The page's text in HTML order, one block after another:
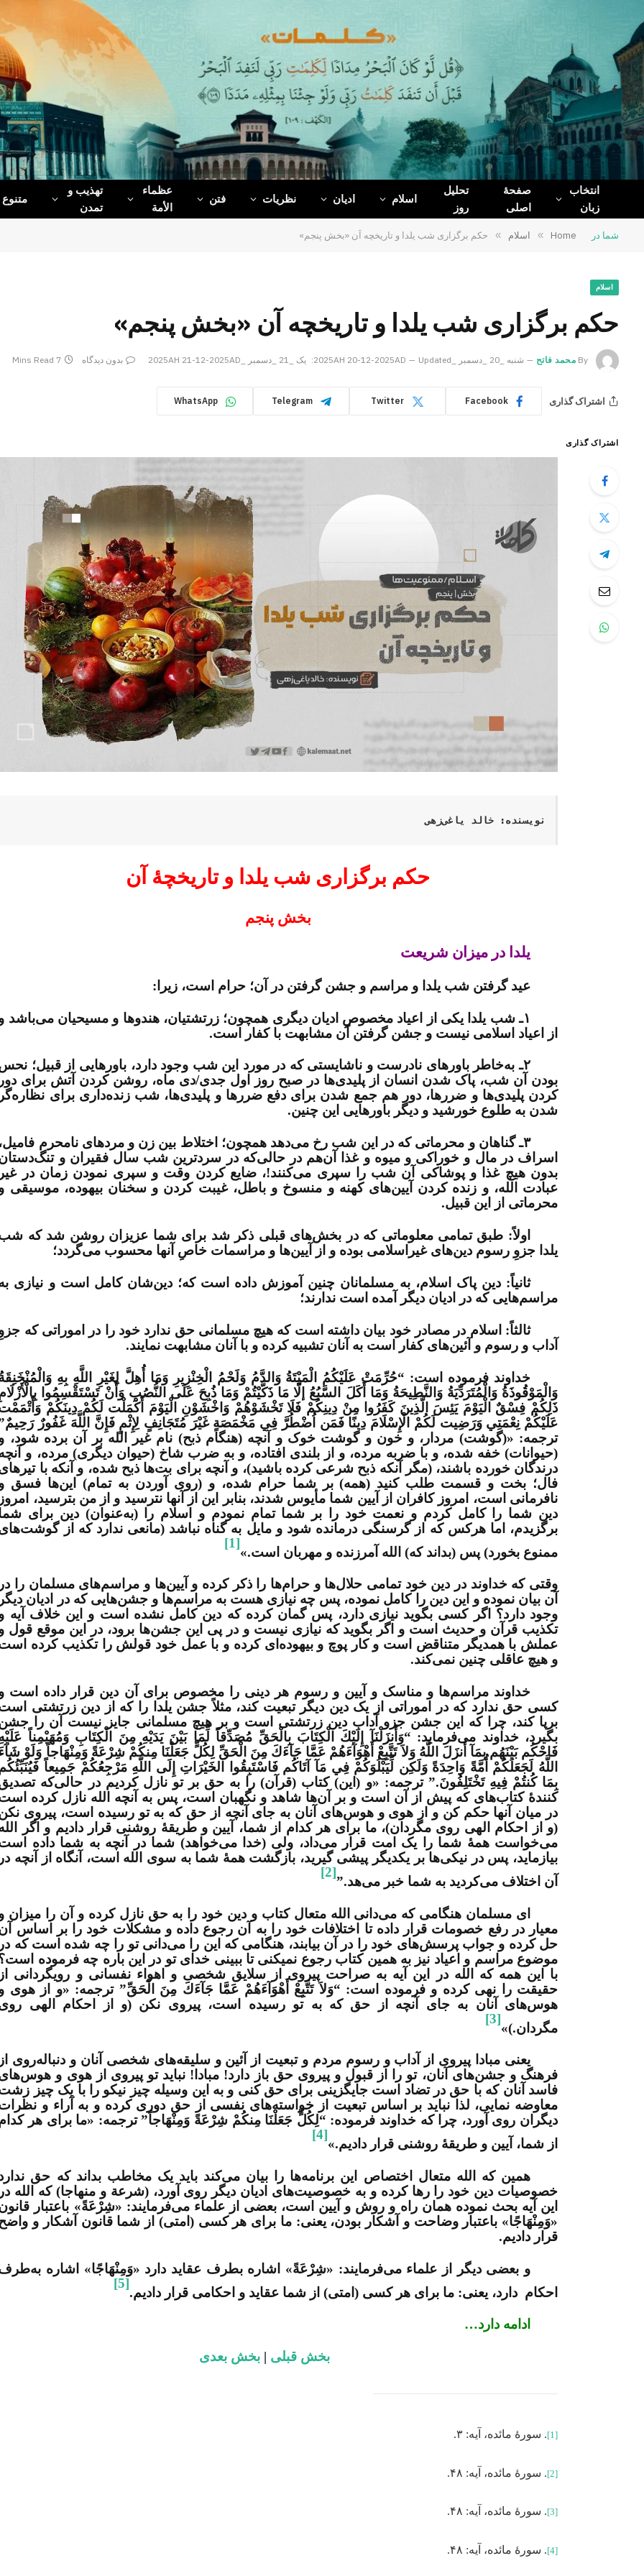
Facebook
X
(Twitter)
Telegram
WhatsApp
انتخاب
زبان
صفحۀ
اصلی
تحلیل
روز
اسلام ادیان نظریات فتن
عظماء‌
الأمة
تهذیب و
تمدن
متنوع
شما در Home
» اسلام » حکم برگزاری شب یلدا و تاریخچه آن «بخش پنجم»
اسلام
حکم برگزاری شب یلدا و تاریخچه آن «بخش پنجم»
By محمد فاتح شنبه _20 _دسمبر _2025AH 20-12-2025AD Updated: یک _21 _دسمبر _2025AH 21-12-2025AD بدون دیدگاه 7 Mins Read
اشتراک گذاری Facebook
Twitter
Telegram
WhatsApp
اشتراک گذاری
نویسنده: خالد یاغی‌زهی
حکم برگزاری شب یلدا و تاریخچۀ آن
بخش پنجم
یلدا در میزان شریعت
عید گرفتن شب یلدا و مراسم و جشن گرفتن در آن؛ حرام است، زیرا:
۱ـ شب یلدا یکی از اعیاد مخصوصِ ادیان دیگری همچون؛ زرتشتیان، هندوها و مسیحیان می‌باشد
از اعیاد اسلامی نیست و جشن گرفتن آن مشابهت با کفار است.
۲ـ به‌خاطر باورهای نادرست و ناشایستی که در مورد این شب وجود دارد، باورهایی از قبیل؛
بودن آن شب، پاک شدن انسان از پلیدی­‌ها در صبح روز اول جدی/دی ماه، روشن کردن آتش برای دور
کردن پلیدی‌­ها و ضررها، دور هم جمع شدن برای دفع ضررها و پلیدی‌­ها، شب زنده­‌داری برای نظاره­‌‎گر
شدن به طلوع خورشید و دیگر باورهایی این چنین.
۳ـ گناهان و محرماتی که در این شب رخ می‌­دهد همچون؛ اختلاط بین زن و مردهای نامحرم فامیل،
اسراف در مال و خوراکی و میوه و غذا آن‌هم در حالی‌که در سردترین شب سال فقیران و
بدون هیچ غذا و پوشاکی آن شب را سپری می‌­کنند!، ضایع کردن وقت و سپری نمودن زمان در غیر
عبادت الله، و زنده کردن آیین‌­های کهنه و منسوخ و باطل، غیبت کردن و سخنان بیهوده، موسیقی
محرماتی از این قبیل.
اولاً: طبق تمامی معلوماتی که در بخش‌‌های قبلی ذکر شد برای شما عزیزان روشن شد که
یلدا جزوِ رسوم دین‌­های غیراسلامی بوده و از آیین‌­ها و مراسمات خاصِ آن­ها محسوب می‌­گردد؛
ثانیاً: دین پاک اسلام، به مسلمانان چنین آموزش داده است که؛ دین‌شان کامل است و نیازی
مراسم‌‌هایی که در ادیان دیگر آمده است ندارند؛
ثالثاً: اسلام در مصادر خود بیان داشته است که هیچ مسلمانی حق ندارد خود را در اموراتی که
آداب و رسوم و آئین‌­های کفار است به آنان تشبیه کرده و با آنان مشابهت نمایند.
خداوند فرموده است: “حُرِّمَتْ عَلَيْكُمُ الْمَيْتَةُ وَالدَّمُ وَلَحْمُ الْخِنْزِيرِ وَمَا أُهِلَّ لِغَيْرِ اللَّهِ بِهِ
وَالْمَوْقُوذَةُ وَالْمُتَرَدِّيَةُ وَالنَّطِيحَةُ وَمَا أَكَلَ السَّبُعُ إلَّا مَا ذَكَّيْتُمْ وَمَا ذُبِحَ عَلَى النُّصُبِ وَأَنْ تَسْتَقْسِمُوا
ذَلِكُمْ فِسْقٌ الْيَوْمَ يَئِسَ الَّذِينَ كَفَرُوا مِنْ دِينِكُمْ فَلَا تَخْشَوْهُمْ وَاخْشَوْنِ الْيَوْمَ أَكْمَلْت لَكُمْ دِينَكُمْ
عَلَيْكُمْ نِعْمَتِي وَرَضِيت لَكُمْ الْإِسْلَامَ دِينًا فَمَن اُضْطُرَّ فِي مَخْمَصَةٍ غَيْرَ مُتَجَانِفٍ لِإِثْمٍ فَإِنَّ اللَّهَ غَفُورٌ
ترجمه: «(گوشت) مردار، و خون و گوشت خوک و آنچه (هنگام ذبح) نام غیر الله بر آن برده شود،
(حیوانات) خفه شده، و با ضربه مرده، و از بلندی افتاده، و به ضرب شاخ (حیوان دیگری) مرده، و
درندگان خورده باشند، (مگر آنکه ذبح شرعی کرده باشید)، و آنچه برای بت‌­ها ذبح شده، و آنکه با
فال؛ بخت و قسمت طلب کنید (همه) بر شما حرام شده، و (روی آوردن به تمام) این‌­ها فسق
نافرمانی است، امروز کافران از آیین شما مأیوس شدند، بنابر این از آن­ها نترسید و از من بترسید، امروز
دین شما را کامل کردم و نعمت خود را بر شما تمام نمودم و اسلام را (به‌­عنوان) دین برای
برگزیدم، اما هرکس که از گرسنگی درمانده شود و مایل به گناه نباشد (مانعی ندارد که از
ممنوع بخورد) پس (بداند که) الله آمرزنده و مهربان است.»
[1]
وقتی که خداوند در دین خود تمامی حلال­‌ها و حرام­‌ها را ذکر کرده و آیین­‌ها و مراسم­‌های مسلمان را در
آن بیان نموده و این دین را کامل نموده، پس چه نیازی هست به مراسم­‌ها و جشن­‌هایی که در ادیان دیگر
وجود دارد؟ اگر کسی بگوید نیازی دارد، پس گمان کرده که دین کامل نشده است و این خلاف آیه
تکذیب قرآن و حدیث است و اگر بگوید که نیازی نیست و در پی این جشن­‌ها برود، در این موقع قول
عملش با همدیگر متناقض است و کار پوچ و بیهوده‌­ای کرده و با عمل خود قولش را تکذیب کرده
و هیچ عاقلی چنین نمی­‌کند.
خداوند مراسم­‌ها و مناسک و آیین و رسوم هر دینی را مخصوص برای آن دین قرار داده است
کسی حق ندارد که در اموراتی از یک دین دیگر تبعیت کند، مثلاً جشن یلدا را که از دین زرتشتی
برپا کند، چرا که این جشن جزو آداب دین زرتشتی است و بر هیچ مسلمانی جایز نیست آن را
بگیرد، خداوند می‌فرماید: “وَأَنزَلْنَآ إِلَيْكَ الْكِتَابَ بِالْحَقِّ مُصَدِّقاً لِّمَا بَيْنَ يَدَيْهِ مِنَ الْكِتَابِ وَمُهَيْمِناً
فَاحْكُم بَيْنَهُم بِمَآ أَنزَلَ اللَّهُ وَلاَ تَتَّبِعْ أَهْوَآءَهُمْ عَمَّا جَآءَكَ مِنَ الْحَقِّ لِكُلٍّ جَعَلْنَا مِنكُمْ شِرْعَةً وَمِنْهَاجاً وَلَوْ
اللَّهُ لَجَعَلَكُمْ أُمَّةً وَاحِدَةً وَلَكِن لِّيَبْلُوَكُمْ فِي مَآ آتَاكُم فَاسْتَبِقُوا الخَيْرَاتِ إِلَى اللَّهِ مَرْجِعُكُمْ جَمِيعاً
بِمَا كُنتُمْ فِيهِ تَخْتَلِفُونَ.” ترجمه: «و (این) کتاب (قرآن) را به حق بر تو نازل کردیم در حالی‌که
کنندۀ کتاب‌­های که پیش از آن است و بر آن­‌ها شاهد و نگهبان است، پس به آنچه الله نازل کرده
در میان آن­ها حکم کن و از هوی و هوس­‌های آنان به جای آنچه از حق که به تو رسیده است، پیروی
(و از احکام الهی روی مگردان)، ما برای هر کدام از شما، آیین و طریقۀ روشنی قرار دادیم و اگر
می‌­خواست همۀ شما را یک امت قرار می‌­داد، ولی (خدا می‌خواهد) شما در آنچه به شما داده
بیازماید، پس در نیکی‌­ها بر یکدیگر پیشی گیرید، بازگشت همۀ شما به سوی الله است، آنگاه از آنچه در
آن اختلاف می‌­کردید به شما خبر می‌­هد.”
[2]
ای مسلمان هنگامی که می‌­دانی الله متعال کتاب و دین خود را به حق نازل کرده و آن را میزان
معیار در رفع خصومات قرار داده تا اختلافات خود را به آن رجوع داده و مشکلات خود را بر اساس
حل کرده و جواب پرسش­‌های خود را در آن بیابند، هنگامی که این را می­‌دانی تو را چه شده است که در
موضوع مراسم و اعیاد نیز به همین کتاب رجوع نمی­کنی تا ببینی خدای تو در این باره چه فرموده
با این همه که الله در این آیه به صراحت پیروی از سلایق شخصی و اهواء نفسانی و رویگردانی از
حقیقت را نهی کرده و فرموده است: “وَلاَ تَتَّبِعْ أَهْوَآءَهُمْ عَمَّا جَآءَكَ مِنَ الْحَقِّ” ترجمه: «و از هوی
هوس‌­های آنان به جای آنچه از حق که به تو رسیده است، پیروی نکن (و از احکام الهی
مگردان.)»
[3]
یعنی مبادا پیروی از آداب و رسوم مردم و تبعیت از آئین و سلیقه­‌های شخصی آنان و دنباله­‌روی از
فرهنگ و جشن­‌های آنان، تو را از قبول و پیروی حق باز دارد! مبادا! نباید تو پیروی از هوی و
فاسد آنان که با حق در تضاد است جایگزینی برای حق کنی و به این وسیله چیز نیکو را با یک چیز
معاوضه نمایی، لذا نباید بر اساس تبعیت از خواسته‌­های نفسی از حق دوری کرده و به آراء و
دیگران روی آورد، چرا که خداوند فرموده: “لِكُلٍّ جَعَلْنَا مِنكُمْ شِرْعَةً وَمِنْهَاجاً” ترجمه: «ما برای هر
از شما، آیین و طریقۀ روشنی قرار دادیم.»
[4]
همین که الله متعال اختصاص این برنامه‌­ها را بیان می‌­کند باید یک مخاطب بداند که حق
خصوصیات دین خود را رها کرده و به خصوصیت­‌های ادیان دیگر روی آورد، (شرعة و منهاجا) که الله در
این آیه بحث نموده همان راه و روش و آیین است، بعضی از علماء می‌­فرمایند: «شِرْعَةً» باعتبار
«وَمِنْهَاجًا» باعتبار وضاحت و آشکار بودن، یعنی: ما برای هر کسی (امتی) از شما قانون آشکار و
قرار دادیم.
و بعضی دیگر از علماء می­‌فرمایند: «شِرْعَةً» اشاره بطرف عقاید دارد «وَمِنْهَاجًا» اشاره
احکام دارد، یعنی: ما برای هر کسی (امتی) از شما عقاید و احکامی قرار دادیم.
[5]
ادامه دارد…
بخش قبلی |بخش بعدی
[1]. سورۀ مائده، آیه: ۳.
[2]. سورۀ مائده، آیه: ۴۸.
[3]. سورۀ مائده، آیه: ۴۸.
[4]. سورۀ مائده، آیه: ۴۸.